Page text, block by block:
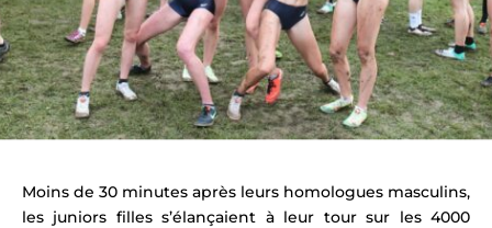
Moins de 30 minutes après leurs homologues masculins,
les juniors filles s’élançaient à leur tour sur les 4000